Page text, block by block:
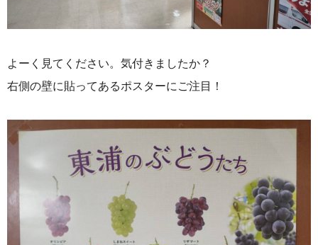
よーく見てください。気付きましたか？
右側の壁に貼ってあるポスターにご注目！